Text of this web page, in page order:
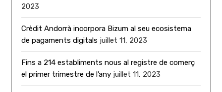
2023
Crèdit Andorrà incorpora Bizum al seu ecosistema
de pagaments digitals juillet 11, 2023
Fins a 214 establiments nous al registre de comerç
el primer trimestre de l’any juillet 11, 2023